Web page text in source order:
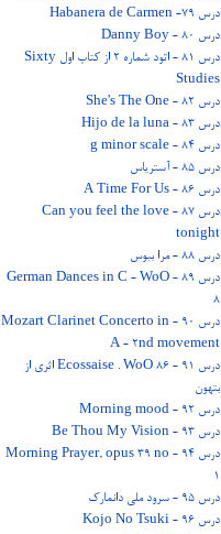
درس 79- Habanera de Carmen
درس 80 - Danny Boy
درس 81 - اتود شماره 2 از کتاب اول Sixty
Studies
درس 82 - She's The One
درس 83 - Hijo de la luna
درس 84 - g minor scale
درس 85 - آستریاس
درس 86 - A Time For Us
درس 87 - Can you feel the love
tonight
درس 88 - مرا ببوس
درس 89 - German Dances in C - WoO
8
درس 90 - Mozart Clarinet Concerto in
A - 2nd movement
درس 91 - Ecossaise . WoO 86 اثری از
بتهون
درس 92 - Morning mood
درس 93 - Be Thou My Vision
درس 94 - Morning Prayer, opus 39 no
1
درس 95 - سرود ملی دانمارک
درس 96 - Kojo No Tsuki